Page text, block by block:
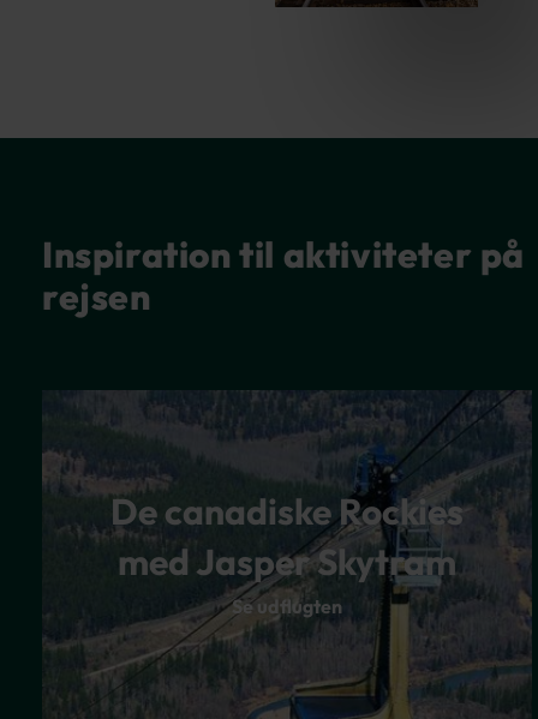
Inspiration til aktiviteter på
rejsen
De canadiske Rockies
med Jasper Skytram
Se udflugten